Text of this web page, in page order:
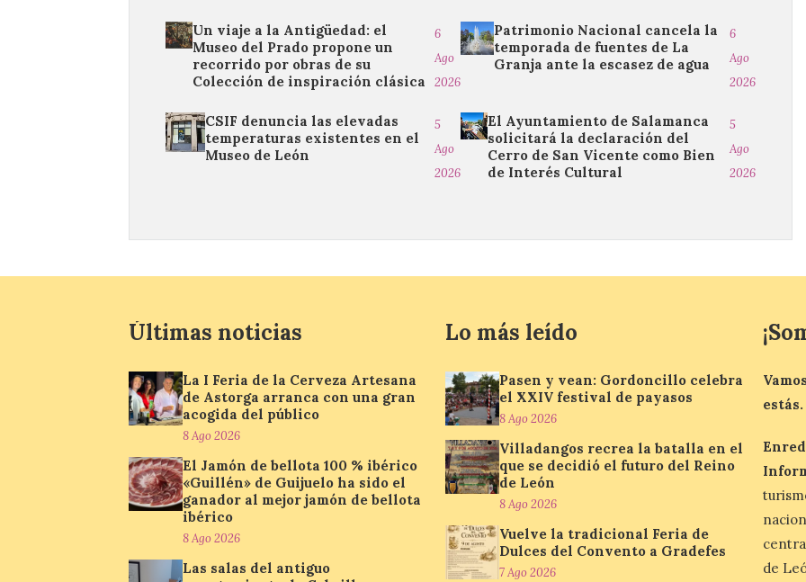
Un viaje a la Antigüedad: el
Museo del Prado propone un
recorrido por obras de su
Colección de inspiración clásica
6
Ago
2026
Patrimonio Nacional cancela la
temporada de fuentes de La
Granja ante la escasez de agua
6
Ago
2026
CSIF denuncia las elevadas
temperaturas existentes en el
Museo de León
5
Ago
2026
El Ayuntamiento de Salamanca
solicitará la declaración del
Cerro de San Vicente como Bien
de Interés Cultural
5
Ago
2026
Últimas noticias
La I Feria de la Cerveza Artesana
de Astorga arranca con una gran
acogida del público
8 Ago 2026
El Jamón de bellota 100 % ibérico
«Guillén» de Guijuelo ha sido el
ganador al mejor jamón de bellota
ibérico
8 Ago 2026
Las salas del antiguo
Lo más leído
Pasen y vean: Gordoncillo celebra
el XXIV festival de payasos
8 Ago 2026
Villadangos recrea la batalla en el
que se decidió el futuro del Reino
de León
8 Ago 2026
Vuelve la tradicional Feria de
Dulces del Convento a Gradefes
7 Ago 2026
estás.
de